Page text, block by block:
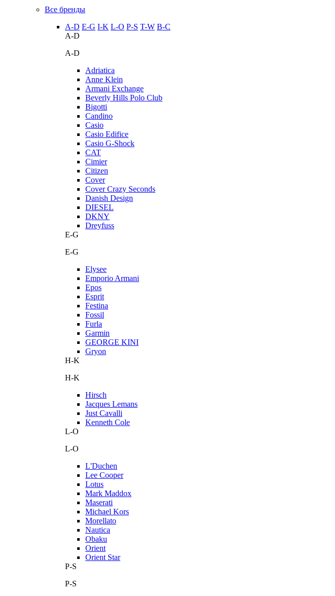
Все бренды
A-D E-G I-K L-O P-S T-W В-С
A-D
A-D
Adriatica
Anne Klein
Armani Exchange
Beverly Hills Polo Club
Bigotti
Candino
Casio
Casio Edifice
Casio G-Shock
CAT
Cimier
Citizen
Cover
Cover Crazy Seconds
Danish Design
DIESEL
DKNY
Dreyfuss
E-G
E-G
Elysee
Emporio Armani
Epos
Esprit
Festina
Fossil
Furla
Garmin
GEORGE KINI
Gryon
H-K
H-K
Hirsch
Jacques Lemans
Just Cavalli
Kenneth Cole
L-O
L-O
L'Duchen
Lee Cooper
Lotus
Mark Maddox
Maserati
Michael Kors
Morellato
Nautica
Obaku
Orient
Orient Star
P-S
P-S